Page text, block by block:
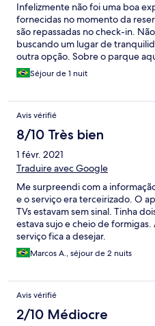
Infelizmente não foi uma boa
fornecidas no momento da
são repassadas no check-in.
buscando um lugar de
outra opção. Sobre o parque
com muitas restrições de uso,
piscinas desativadas.
Séjour de 1 nuit
Avis vérifié
8/10 Très bien
1 févr. 2021
Traduire avec Google
Me surpreendi com a
e o serviço era terceirizado. O
TVs estavam sem sinal. Tinha
estava sujo e cheio de
serviço fica a desejar.
Marcos A., séjour de 2 nuits
Avis vérifié
2/10 Médiocre